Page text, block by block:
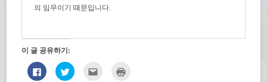
의 임무이기 때문입니다.
이 글 공유하기:
페
이
트
위